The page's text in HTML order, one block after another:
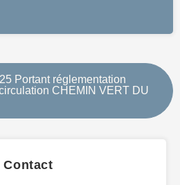
Contact
Portant réglementation
CHEMIN VERT DU